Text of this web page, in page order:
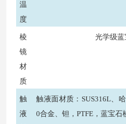
温
度
棱
镜
材
质
光学级
触
液
触液面材质：SUS316L、
0合金、钽，PTFE，蓝宝石